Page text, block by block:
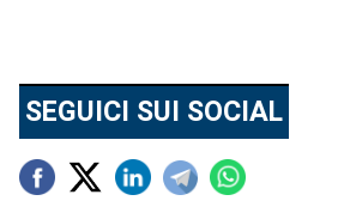
SEGUICI SUI SOCIAL